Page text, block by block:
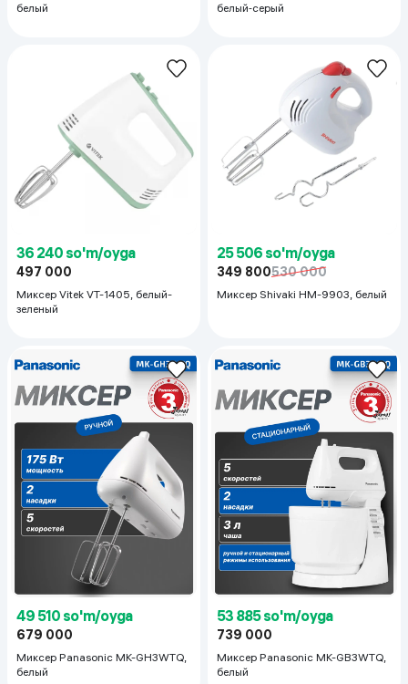
белый
белый‑серый
36 240 so'm/oyga
497 000
Миксер Vitek VT-1405, белый-
зеленый
25 506 so'm/oyga
349 800530 000
Миксер Shivaki HM-9903, белый
49 510 so'm/oyga
679 000
Миксер Panasonic MK-GH3WTQ,
белый
53 885 so'm/oyga
739 000
Миксер Panasonic MK-GB3WTQ,
белый